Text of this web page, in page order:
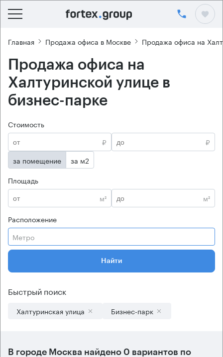
Главная Продажа офиса в Москве Продажа офиса на
Продажа офиса на
Халтуринской улице в
бизнес-парке
Стоимость
₽
₽
за помещение
за м2
Площадь
м²
м²
Расположение
Метро
Найти
Быстрый поиск
Халтуринская улица Бизнес-парк
В городе Москва найдено 0 вариантов по